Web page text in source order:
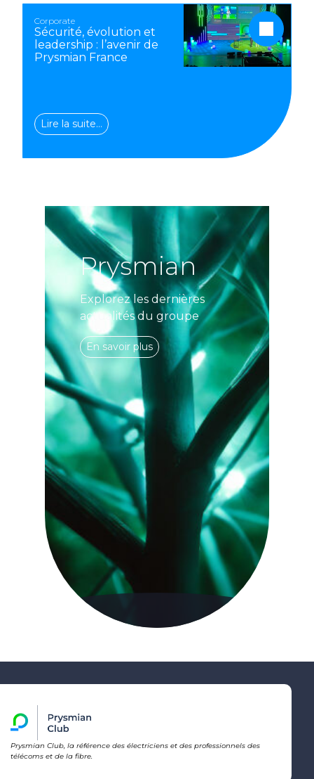
Corporate
Sécurité, évolution et
leadership : l’avenir de
Prysmian France
Lire la suite…
Prysmian
Explorez les dernières
actualités du groupe
En savoir plus
Prysmian Club, la référence des électriciens et des professionnels des
télécoms et de la fibre.